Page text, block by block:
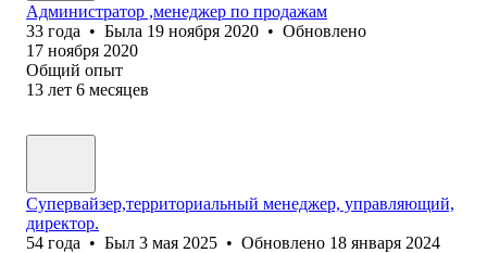
Администратор ,менеджер по продажам
33 года • Была 19 ноября 2020 • Обновлено
17 ноября 2020
Общий опыт
13 лет 6 месяцев
Супервайзер,территориальный менеджер, управляющий,
директор.
54 года • Был 3 мая 2025 • Обновлено 18 января 2024